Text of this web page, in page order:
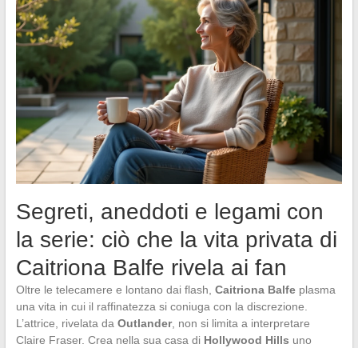
Segreti, aneddoti e legami con
la serie: ciò che la vita privata di
Caitriona Balfe rivela ai fan
Oltre le telecamere e lontano dai flash, Caitriona Balfeplasma
una vita in cui il raffinatezza si coniuga con la discrezione.
L’attrice, rivelata da Outlander, non si limita a interpretare
Claire Fraser. Crea nella sua casa di Hollywood Hills uno